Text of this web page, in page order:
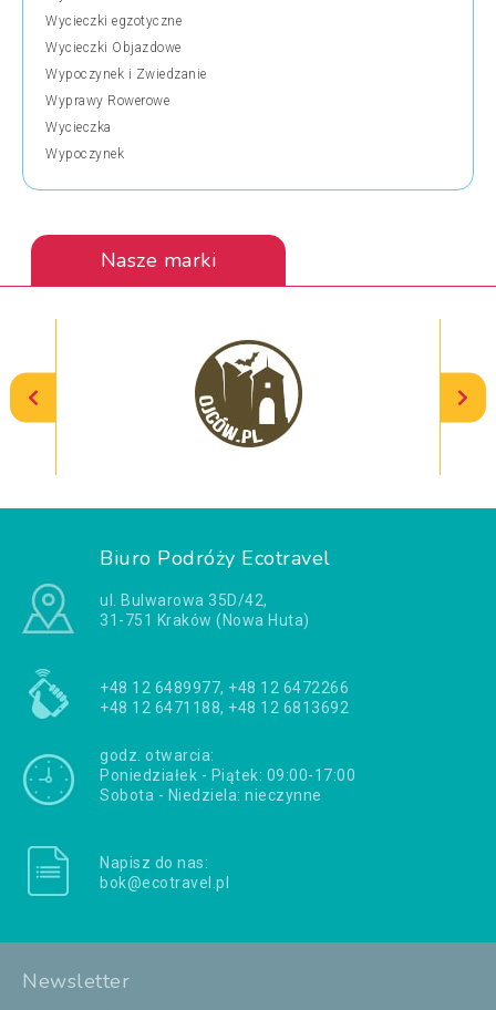
Wycieczki egzotyczne
Wycieczki Objazdowe
Wypoczynek i Zwiedzanie
Wyprawy Rowerowe
Wycieczka
Wypoczynek
Nasze marki
Biuro Podróży Ecotravel
ul. Bulwarowa 35D/42,
31-751 Kraków (Nowa Huta)
+48 12 6489977, +48 12 6472266
+48 12 6471188, +48 12 6813692
godz. otwarcia:
Poniedziałek - Piątek: 09:00-17:00
Sobota - Niedziela: nieczynne
Napisz do nas:
bok@ecotravel.pl
Newsletter